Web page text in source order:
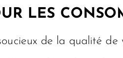
LES
de la qualité